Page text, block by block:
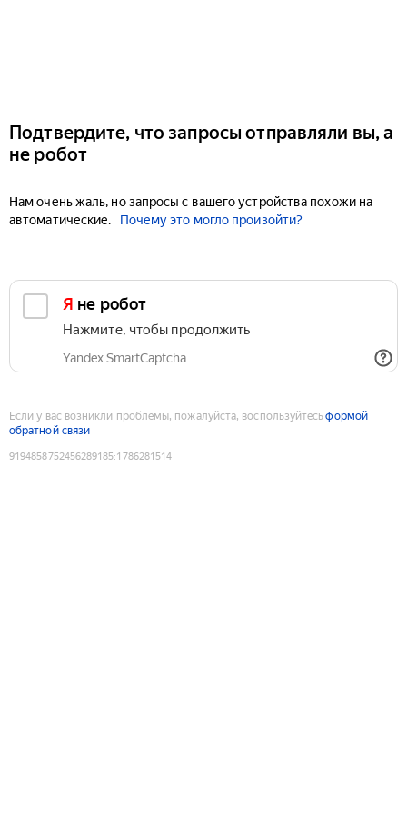
Подтвердите, что запросы отправляли вы, а
не робот
Нам очень жаль, но запросы с вашего устройства похожи на
автоматические.
Почему это могло произойти?
Я не робот
Нажмите, чтобы продолжить
Yandex SmartCaptcha
Если у вас возникли проблемы, пожалуйста, воспользуйтесьформой
обратной связи
9194858752456289185:1786281514